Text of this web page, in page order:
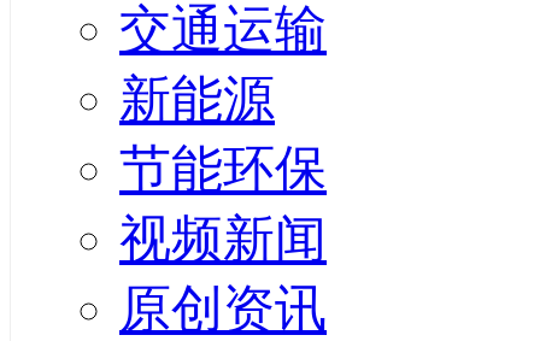
交通运输
新能源
节能环保
视频新闻
原创资讯